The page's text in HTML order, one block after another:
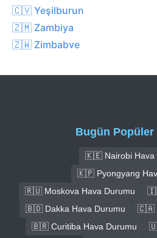
🇨🇻 Yeşilburun
🇿🇲 Zambiya
🇿🇼 Zimbabve
Bugün Popüler
🇰🇪 Nairobi Hava
🇰🇵 Pyongyang
🇷🇺 Moskova Hava Durumu
🇧🇩 Dakka Hava Durumu
🇨🇦
🇧🇷 Curitiba Hava Durumu